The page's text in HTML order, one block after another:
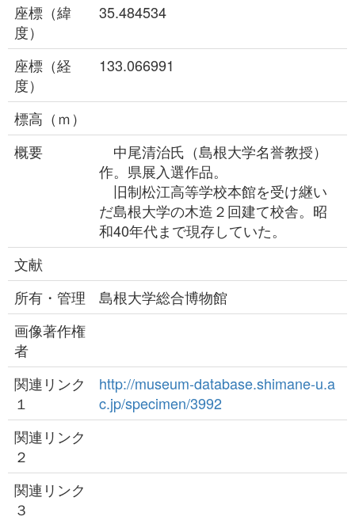
座標（緯
度）
35.484534
座標（経
度）
133.066991
標高（ｍ）
概要
中尾清治氏（島根大学名誉教授）
作。県展入選作品。
旧制松江高等学校本館を受け継い
だ島根大学の木造２回建て校舎。昭
和40年代まで現存していた。
文献
所有・管理
島根大学総合博物館
画像著作権
者
関連リンク
１
http://museum-database.shimane-u.a
c.jp/specimen/3992
関連リンク
２
関連リンク
３